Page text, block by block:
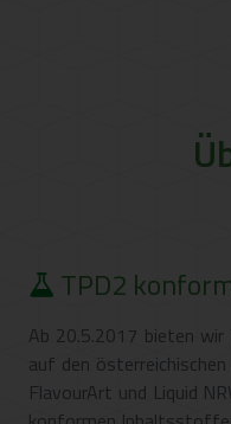
TPD2
Ab 20.5.2017 bieten
auf den
FlavourArt und Liquid